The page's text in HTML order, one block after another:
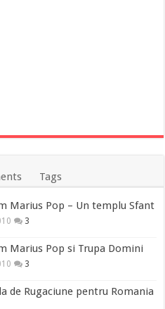
Tags
Marius Pop – Un templu Sfant
3
Marius Pop si Trupa Domini
3
de Rugaciune pentru Romania